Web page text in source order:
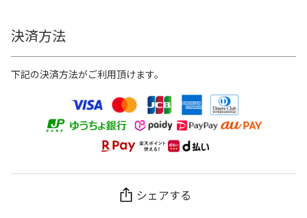
決済方法
下記の決済方法がご利用頂けます。
シェアする